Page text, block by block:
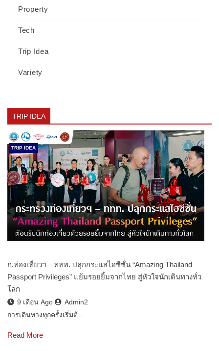
Property
Tech
Trip Idea
Variety
TRIP IDEA
TRIP IDEA
ก.ท่องเที่ยวฯ – ททท. ปลุกกระแสไฮซีซั่น “Amazing Thailand
Passport Privileges” แย้มรอยยิ้มจากไทย สู่หัวใจนักเดินทางทั่ว
โลก
9 เดือน Ago
Admin2
การเดินทางทุกครั้งเริ่มต้…
Read More